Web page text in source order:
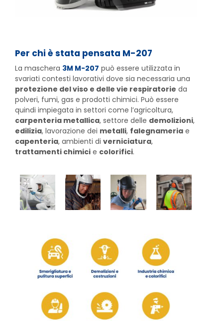
Per chi è stata pensata M-207
La maschera 3M M-207 può essere utilizzata in
svariati contesti lavorativi dove sia necessaria una
protezione del viso e delle vie respiratorie da
polveri, fumi, gas e prodotti chimici. Può essere
quindi impiegata in settori come l’agricoltura,
carpenteria metallica, settore delle demolizioni,
edilizia, lavorazione dei metalli, falegnameria e
capenteria, ambienti di verniciatura,
trattamenti chimici e colorifici.